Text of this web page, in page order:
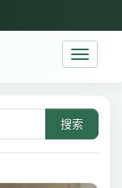
Toggle
搜索